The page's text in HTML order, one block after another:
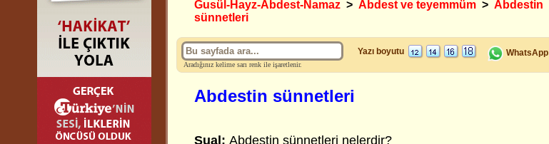
Gusül-Hayz-Abdest-Namaz > Abdest ve teyemmüm > Abdestin
sünnetleri
Aradığınız kelime sarı renk ile işaretlenir.
Yazı boyutu WhatsApp
Abdestin sünnetleri
Sual: Abdestin sünnetleri nelerdir?